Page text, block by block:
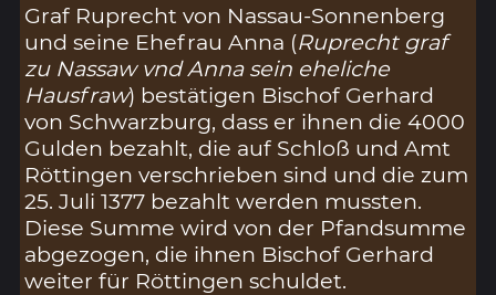
Graf Ruprecht von Nassau-Sonnenberg
und seine Ehefrau Anna (Ruprecht graf
zu Nassaw vnd Anna sein eheliche
Hausfraw) bestätigen Bischof Gerhard
von Schwarzburg, dass er ihnen die 4000
Gulden bezahlt, die auf Schloß und Amt
Röttingen verschrieben sind und die zum
25. Juli 1377 bezahlt werden mussten.
Diese Summe wird von der Pfandsumme
abgezogen, die ihnen Bischof Gerhard
weiter für Röttingen schuldet.